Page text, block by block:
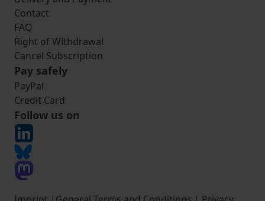
Contact
FAQ
Right of Withdrawal
Cancel Subscription
Pay safely
PayPal
Credit Card
Follow us on